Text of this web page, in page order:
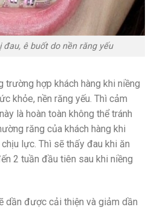
đau, ê buốt do nền răng yếu
trường hợp khách hàng khi niềng
khỏe, nền răng yếu. Thì cảm
là hoàn toàn không thể tránh
răng của khách hàng khi
lực. Thì sẽ thấy đau khi ăn
2 tuần đầu tiên sau khi niềng
dần được cải thiện và giảm dần